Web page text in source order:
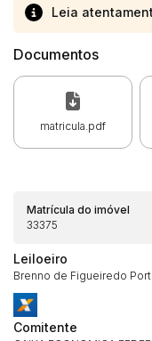
Leia
Documentos
matricula.pdf
Matrícula do imóvel
33375
Leiloeiro
Brenno de Figueiredo
Comitente